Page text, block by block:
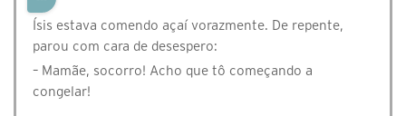
Ísis estava comendo açaí vorazmente. De repente,
parou com cara de desespero:
– Mamãe, socorro! Acho que tô começando a
congelar!